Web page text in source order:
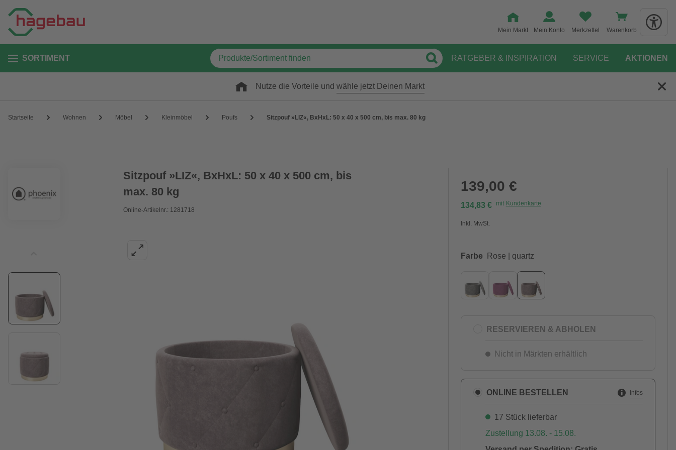
Mein Markt Mein Konto Merkzettel Warenkorb
SORTIMENT RATGEBER & INSPIRATION SERVICE AKTIONEN
Nutze die Vorteile und wähle jetzt Deinen Markt
Startseite Wohnen Möbel Kleinmöbel Poufs Sitzpouf »LIZ«, BxHxL: 50 x 40 x 500 cm, bis max. 80 kg
Sitzpouf »LIZ«, BxHxL: 50 x 40 x 500 cm, bis
max. 80 kg
Online-Artikelnr.: 1281718
139,00 €
134,83 € mit Kundenkarte
Inkl. MwSt.
Farbe Rose | quartz
RESERVIEREN & ABHOLEN
Nicht in Märkten erhältlich
ONLINE BESTELLEN Infos
17 Stück lieferbar
Zustellung 13.08. - 15.08.